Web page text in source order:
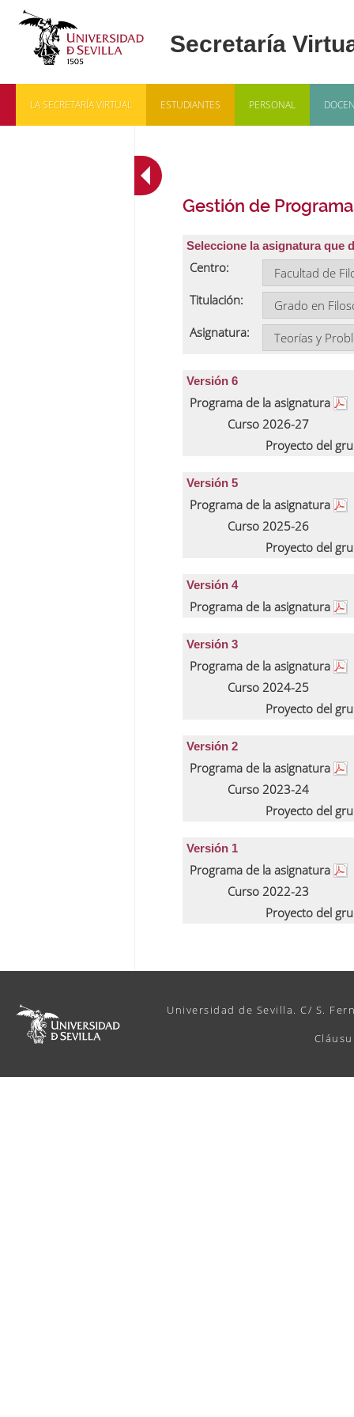
LA SECRETARÍA VIRTUAL ESTUDIANTES PERSONAL
Gestión de
Seleccione la asignatura que
Centro:
Titulación:
Asignatura:
Versión 6
Programa de la asignatura
Curso 2026-27
Proyecto del
Versión 5
Programa de la asignatura
Curso 2025-26
Proyecto del
Versión 4
Programa de la asignatura
Versión 3
Programa de la asignatura
Curso 2024-25
Proyecto del
Versión 2
Programa de la asignatura
Curso 2023-24
Proyecto del
Versión 1
Programa de la asignatura
Curso 2022-23
Proyecto del
Universidad de Sevilla. C/ S.